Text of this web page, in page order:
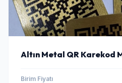
Altın Metal QR Karekod
Birim Fiyatı